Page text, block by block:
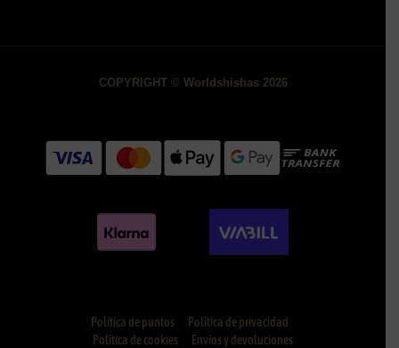
COPYRIGHT © Worldshishas 2026
Política de puntos
Política de privacidad
Política de cookies
Envíos y devoluciones